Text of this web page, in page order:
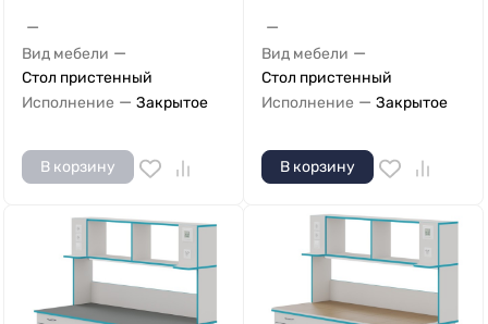
—
Вид мебели —
Стол пристенный
Исполнение — Закрытое
В корзину
—
Вид мебели —
Стол пристенный
Исполнение — Закрытое
В корзину